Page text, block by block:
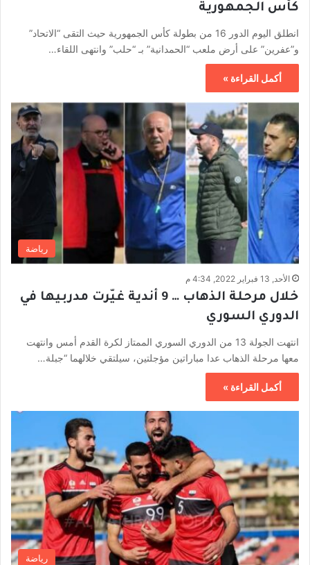
كأس الجمهورية
انطلق اليوم الدور 16 من بطولة كأس الجمهورية حيث التقى “الاتحاد”
و”عفرين” على أرض ملعب “الحمدانية” بـ “حلب” وانتهى اللقاء…
أكمل القراءة »
رياضة
الأحد, 13 فبراير 2022, 4:34 م
خلال مرحلة الذهاب … 9 أندية غيّرت مدربيها في
الدوري السوري
انتهت الجولة 13 من الدوري السوري الممتاز لكرة القدم أمس وانتهت
معها مرحلة الذهاب عدا مباراتين مؤجلتين، سيلتقي خلالهما “جبلة…
أكمل القراءة »
رياضة